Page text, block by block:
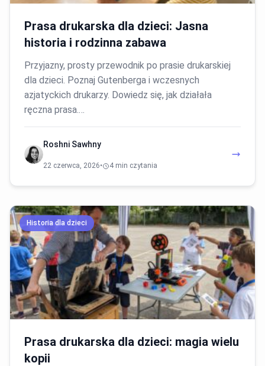
Prasa drukarska dla dzieci: Jasna
historia i rodzinna zabawa
Przyjazny, prosty przewodnik po prasie drukarskiej
dla dzieci. Poznaj Gutenberga i wczesnych
azjatyckich drukarzy. Dowiedz się, jak działała
ręczna prasa.…
Roshni Sawhny
22 czerwca, 2026• 4 min czytania
Historia dla dzieci
Prasa drukarska dla dzieci: magia wielu
kopii